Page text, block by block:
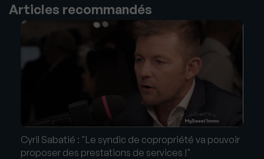
Articles recommandés
Cyril Sabatié : "Le syndic de copropriété va pouvoir
proposer des prestations de services !"